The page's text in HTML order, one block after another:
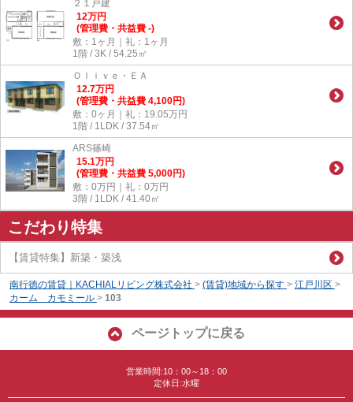
２１戸建
12万円
(管理費・共益費 -)
敷：1ヶ月｜礼：1ヶ月
1階 / 3K / 54.25㎡
Ｏｌｉｖｅ・ＥＡ
12.7万円
(管理費・共益費 4,100円)
敷：0ヶ月｜礼：19.05万円
1階 / 1LDK / 37.54㎡
ARS篠崎
15.1万円
(管理費・共益費 5,000円)
敷：0万円｜礼：0万円
3階 / 1LDK / 41.40㎡
こだわり特集
【賃貸特集】新築・築浅
南行徳の賃貸｜KACHIALリビング株式会社 > (賃貸)地域から探す > 江戸川区 >
カーム カモミール > 103
ページトップに戻る
営業時間:10：00～18：00
定休日:水曜